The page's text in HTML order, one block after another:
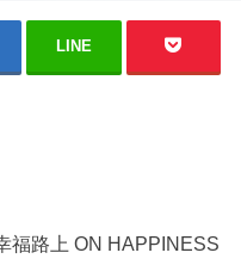
LINE
福路上 ON HAPPINESS